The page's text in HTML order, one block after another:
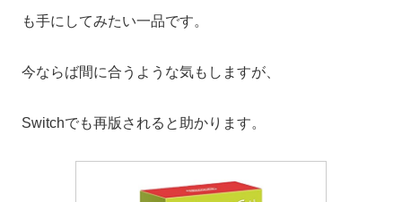
も手にしてみたい一品です。
今ならば間に合うような気もしますが、
Switchでも再版されると助かります。